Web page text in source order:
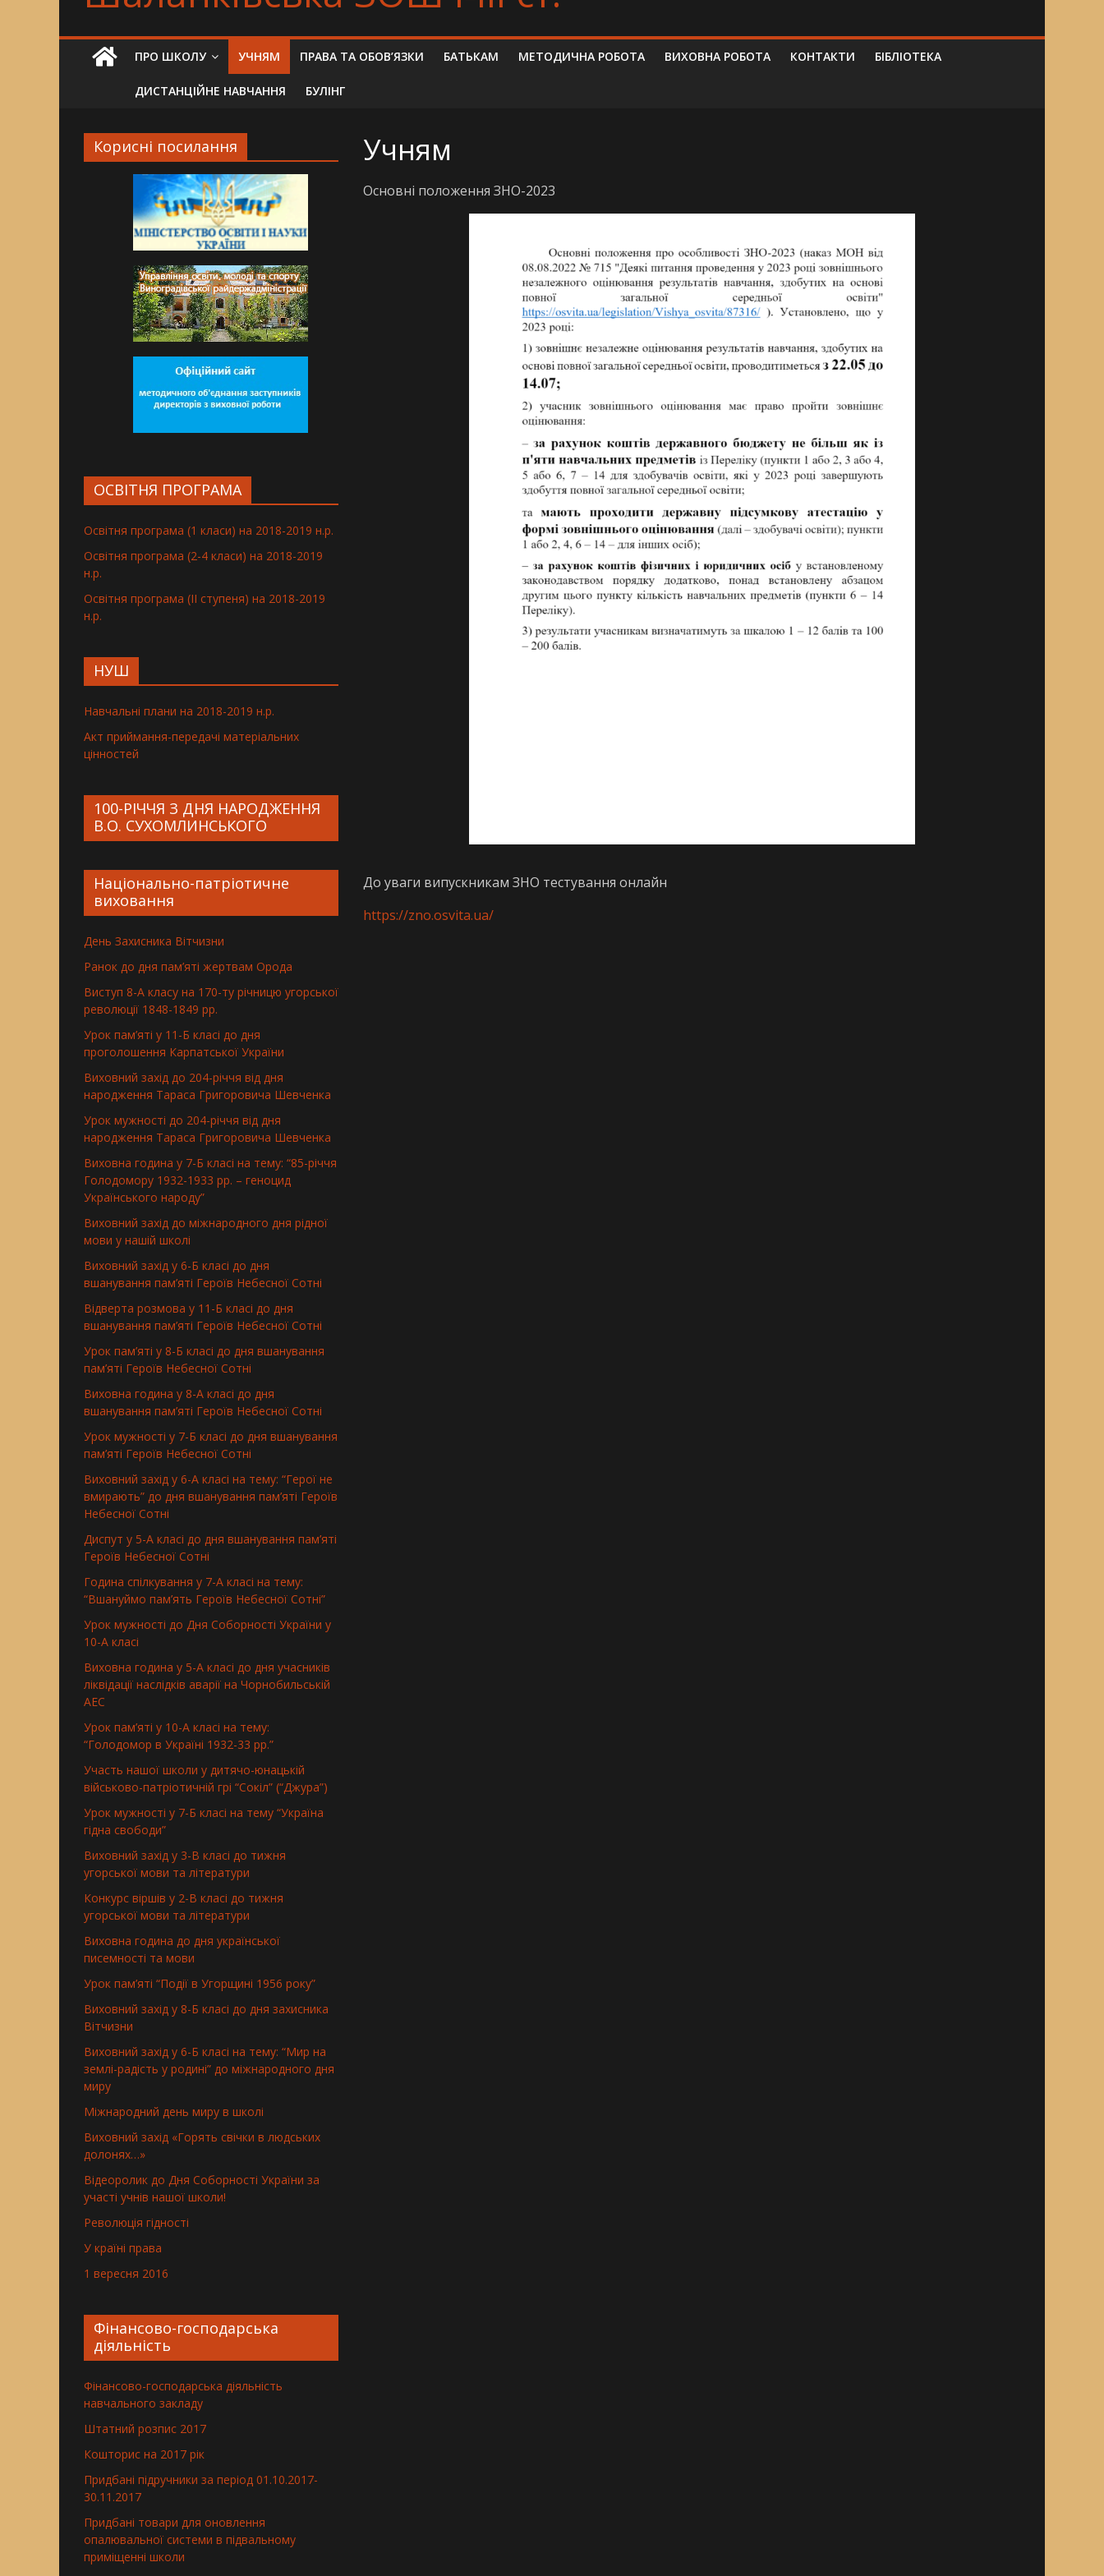
ПРО ШКОЛУ УЧНЯМ ПРАВА ТА ОБОВ’ЯЗКИ БАТЬКАМ МЕТОДИЧНА РОБОТА ВИХОВНА РОБОТА КОНТАКТИ БІБЛІОТЕКА
ДИСТАНЦІЙНЕ НАВЧАННЯ БУЛІНГ
Учням
Основні положення ЗНО-2023
До уваги випускникам ЗНО тестування онлайн
https://zno.osvita.ua/
Корисні посилання
ОСВІТНЯ ПРОГРАМА
Освітня програма (1 класи) на 2018-2019 н.р.
Освітня програма (2-4 класи) на 2018-2019
н.р.
Освітня програма (ІІ ступеня) на 2018-2019
н.р.
НУШ
Навчальні плани на 2018-2019 н.р.
Акт приймання-передачі матеріальних
цінностей
100-РІЧЧЯ З ДНЯ НАРОДЖЕННЯ
В.О. СУХОМЛИНСЬКОГО
Національно-патріотичне
виховання
День Захисника Вітчизни
Ранок до дня пам’яті жертвам Орода
Виступ 8-А класу на 170-ту річницю угорської
революції 1848-1849 рр.
Урок пам’яті у 11-Б класі до дня
проголошення Карпатської України
Виховний захід до 204-річчя від дня
народження Тараса Григоровича Шевченка
Урок мужності до 204-річчя від дня
народження Тараса Григоровича Шевченка
Виховна година у 7-Б класі на тему: “85-річчя
Голодомору 1932-1933 рр. – геноцид
Українського народу”
Виховний захід до міжнародного дня рідної
мови у нашій школі
Виховний захід у 6-Б класі до дня
вшанування пам’яті Героїв Небесної Сотні
Відверта розмова у 11-Б класі до дня
вшанування пам’яті Героїв Небесної Сотні
Урок пам’яті у 8-Б класі до дня вшанування
пам’яті Героїв Небесної Сотні
Виховна година у 8-А класі до дня
вшанування пам’яті Героїв Небесної Сотні
Урок мужності у 7-Б класі до дня вшанування
пам’яті Героїв Небесної Сотні
Виховний захід у 6-А класі на тему: “Герої не
вмирають” до дня вшанування пам’яті Героїв
Небесної Сотні
Диспут у 5-А класі до дня вшанування пам’яті
Героїв Небесної Сотні
Година спілкування у 7-А класі на тему:
“Вшануймо пам’ять Героїв Небесної Сотні”
Урок мужності до Дня Соборності України у
10-А класі
Виховна година у 5-А класі до дня учасників
ліквідації наслідків аварії на Чорнобильській
АЕС
Урок пам’яті у 10-А класі на тему:
“Голодомор в Україні 1932-33 рр.”
Участь нашої школи у дитячо-юнацькій
військово-патріотичній грі “Сокіл” (“Джура”)
Урок мужності у 7-Б класі на тему “Україна
гідна свободи”
Виховний захід у 3-В класі до тижня
угорської мови та літератури
Конкурс віршів у 2-В класі до тижня
угорської мови та літератури
Виховна година до дня української
писемності та мови
Урок пам’яті “Події в Угорщині 1956 року”
Виховний захід у 8-Б класі до дня захисника
Вітчизни
Виховний захід у 6-Б класі на тему: “Мир на
землі-радість у родині” до міжнародного дня
миру
Міжнародний день миру в школі
Виховний захід «Горять свічки в людських
долонях…»
Відеоролик до Дня Соборності України за
участі учнів нашої школи!
Революція гідності
У країні права
1 вересня 2016
Фінансово-господарська
діяльність
Фінансово-господарська діяльність
навчального закладу
Штатний розпис 2017
Кошторис на 2017 рік
Придбані підручники за період 01.10.2017-
30.11.2017
Придбані товари для оновлення
опалювальної системи в підвальному
приміщенні школи